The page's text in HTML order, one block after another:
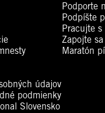
údajov
podmienky
Slovensko
Podporte
Podpíšte
Pracujte s
Zapojte
Maratón